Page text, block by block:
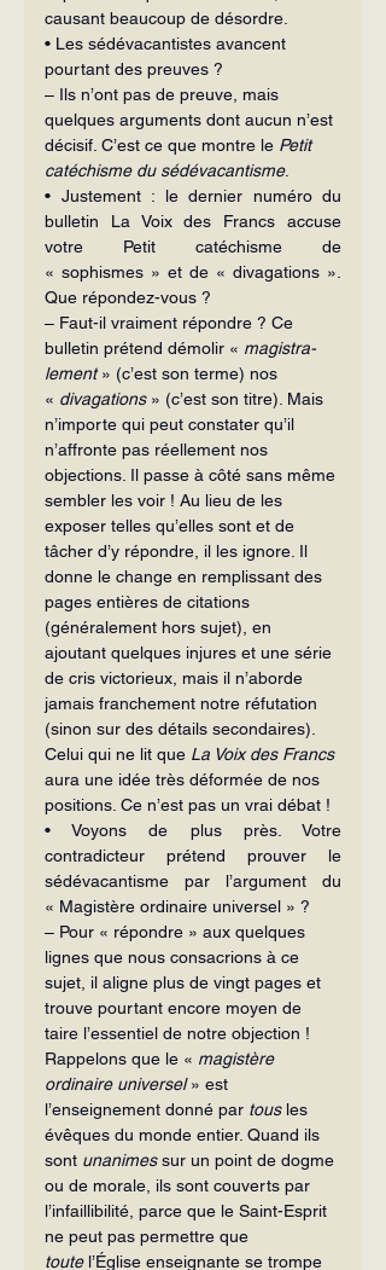
causant beaucoup de désordre.
• Les sédévacantistes avancent
pourtant des preuves ?
– Ils n’ont pas de preuve, mais
quelques arguments dont aucun n’est
décisif. C’est ce que montre le Petit
catéchisme du sédévacantisme.
• Justement : le dernier numéro du
bulletin La Voix des Francs accuse
votre Petit catéchisme de
« sophismes » et de « divagations ».
Que répondez-vous ?
– Faut-il vraiment répondre ? Ce
bulletin prétend démolir « magistra­
lement » (c’est son terme) nos
« divagations » (c’est son titre). Mais
n’impor­te qui peut constater qu’il
n’affronte pas réellement nos
objections. Il passe à côté sans même
sembler les voir ! Au lieu de les
exposer telles qu’elles sont et de
tâcher d’y répondre, il les ignore. Il
donne le change en remplissant des
pages entières de citations
(généralement hors sujet), en
ajoutant quelques injures et une série
de cris victorieux, mais il n’aborde
jamais franchement notre réfutation
(sinon sur des détails secondaires).
Celui qui ne lit que La Voix des Francs
aura une idée très déformée de nos
positions. Ce n’est pas un vrai débat !
• Voyons de plus près. Votre
contradicteur prétend prouver le
sédévacantisme par l’argument du
« Magistère ordinaire universel » ?
– Pour « répondre » aux quelques
lignes que nous consacrions à ce
sujet, il aligne plus de vingt pages et
trouve pourtant encore moyen de
taire l’essentiel de notre objection !
Rappelons que le « magistère
ordinaire universel » est
l’enseignement donné par tous les
évêques du monde entier. Quand ils
sont unanimes sur un point de dogme
ou de morale, ils sont couverts par
l’infaillibilité, parce que le Saint-Esprit
ne peut pas permettre que
toute l’Église enseignante se trompe